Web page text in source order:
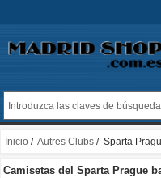
Inicio / Autres Clubs / Sparta
Camisetas del Sparta Prague